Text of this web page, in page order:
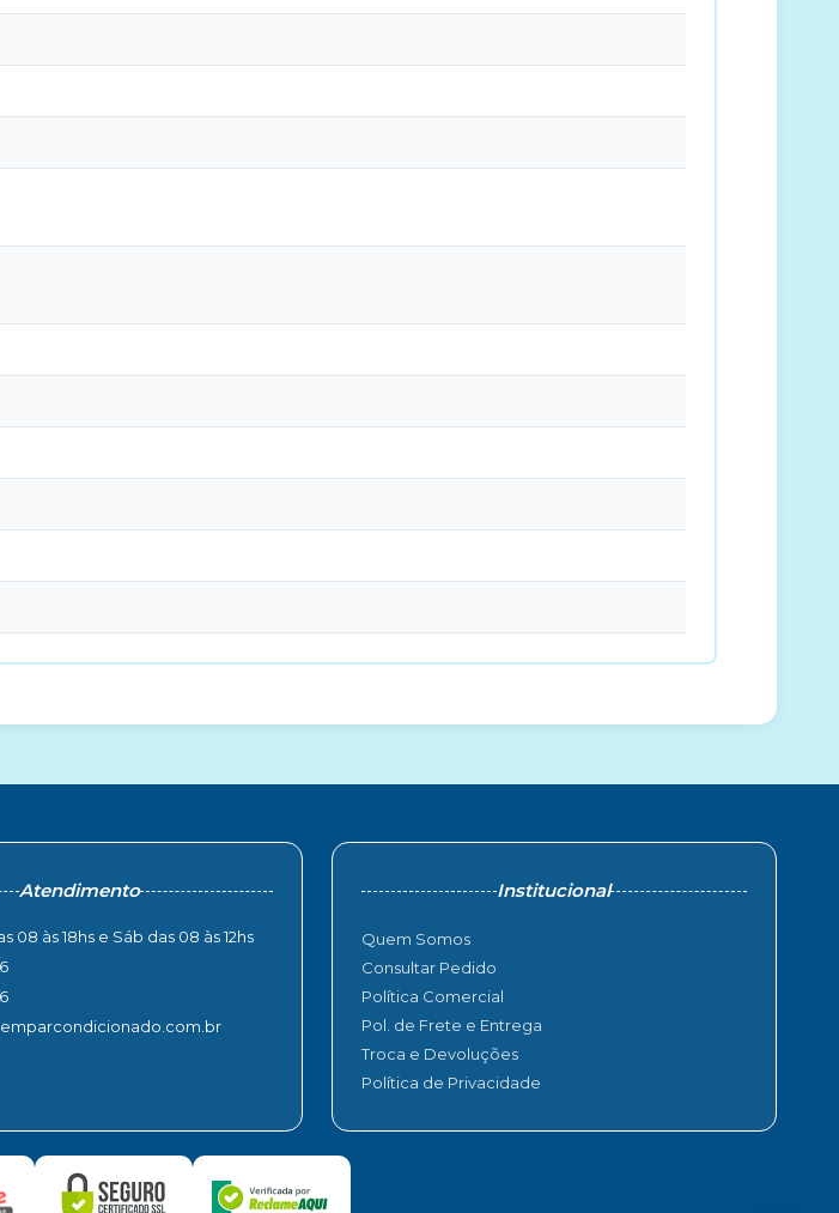
Atendimento
08 às 18hs e Sáb das 08 às 12hs
Institucional
Quem Somos
Consultar Pedido
Política Comercial
Pol. de Frete e Entrega
Troca e Devoluções
Política de Privacidade